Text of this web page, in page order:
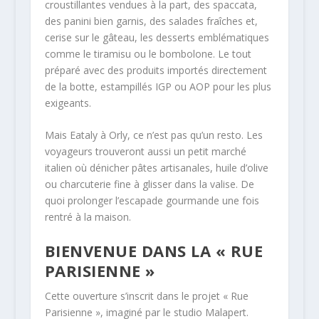
croustillantes vendues à la part, des spaccata,
des panini bien garnis, des salades fraîches et,
cerise sur le gâteau, les desserts emblématiques
comme le tiramisu ou le bombolone. Le tout
préparé avec des produits importés directement
de la botte, estampillés IGP ou AOP pour les plus
exigeants.
Mais Eataly à Orly, ce n’est pas qu’un resto. Les
voyageurs trouveront aussi un petit marché
italien où dénicher pâtes artisanales, huile d’olive
ou charcuterie fine à glisser dans la valise. De
quoi prolonger l’escapade gourmande une fois
rentré à la maison.
BIENVENUE DANS LA « RUE
PARISIENNE »
Cette ouverture s’inscrit dans le projet « Rue
Parisienne », imaginé par le studio Malapert.